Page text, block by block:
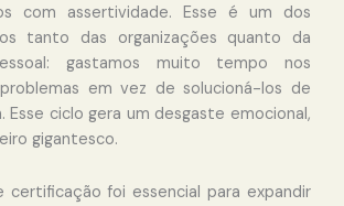
com assertividade. Esse é um dos
tanto das organizações quanto da
gastamos muito tempo nos
em vez de solucioná-los de
Esse ciclo gera um desgaste emocional,
gigantesco.
certificação foi essencial para expandir